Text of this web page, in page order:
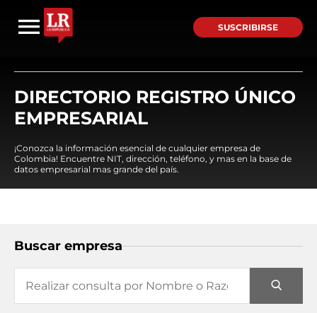
SUSCRIBIRSE
DIRECTORIO REGISTRO ÚNICO
EMPRESARIAL
¡Conozca la información esencial de cualquier empresa de
Colombia! Encuentre NIT, dirección, teléfono, y mas en la base de
datos empresarial mas grande del país.
Buscar empresa